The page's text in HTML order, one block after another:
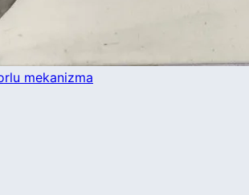
mekanizma